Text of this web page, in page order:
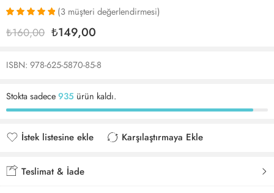
puanına
5.00puan
(3müşteri değerlendirmesi)
₺160,00 ₺149,00
ISBN: 978-625-5870-85-8
Stokta sadece935 ürün kaldı.
İstek listesine ekle
Karşılaştırmaya Ekle
Teslimat & İade